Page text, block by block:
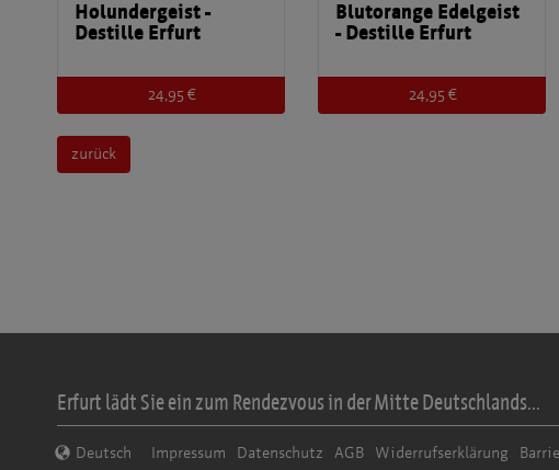
Holundergeist -
Destille Erfurt
24,95 €
Blutorange Edelgeist
- Destille Erfurt
24,95 €
zurück
Erfurt lädt Sie ein zum Rendezvous in der Mitte Deutschlands...
Deutsch Impressum Datenschutz AGB Widerrufserklärung